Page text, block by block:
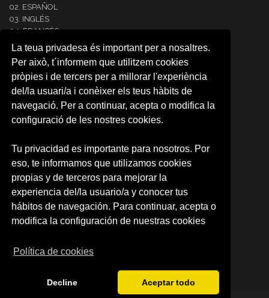
La teua privadesa és important per a nosaltres.
Per això, t´informem que utilitzem cookies
pròpies i de tercers per a millorar l'experiència
del/la usuari/a i conèixer els teus hàbits de
navegació. Per a continuar, acepta o modifica la
configuració de les nostres cookies.
Tu privacidad es importante para nosotros. Por
eso, te informamos que utilizamos cookies
propias y de terceros para mejorar la
experiencia del/la usuario/a y conocer tus
hábitos de navegación. Para continuar, acepta o
modifica la configuración de nuestras cookies
Política de cookies
Decline Aceptar todo
02. ESPAÑOL
03. INGLÉS
04. FRANCÉS
05. ITALIANO
06. ALEMÁN
07. PORTUGUÉS
08. COREANO
09. ÁRABE
10. JAPONÉS
11. RUSO
12.NEERLANDÉS
14. INTENSIVE SPANISH
CARTA RESERVA DE PLAZA
RESERVA DE PLAZA (CAMPUS)
SOBRE NOSOTROS
Quienes somos
Política de privacidad